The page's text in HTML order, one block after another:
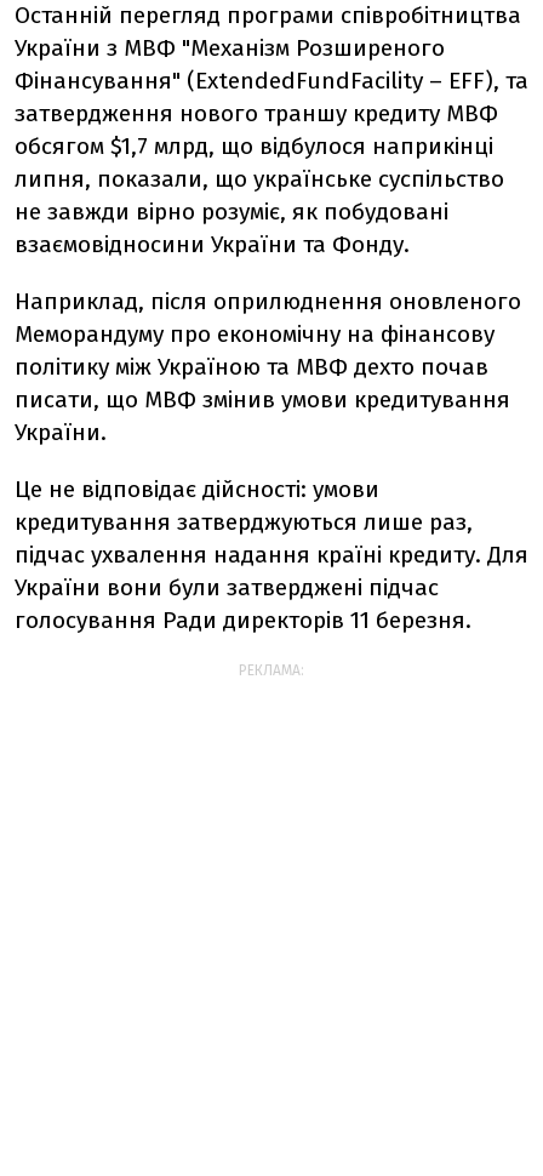
Останній перегляд програми співробітництва
України з МВФ "Механізм Розширеного
Фінансування" (ExtendedFundFacility – EFF), та
затвердження нового траншу кредиту МВФ
обсягом $1,7 млрд, що відбулося наприкінці
липня, показали, що українське суспільство
не завжди вірно розуміє, як побудовані
взаємовідносини України та Фонду.
Наприклад, після оприлюднення оновленого
Меморандуму про економічну на фінансову
політику між Україною та МВФ дехто почав
писати, що МВФ змінив умови кредитування
України.
Це не відповідає дійсності: умови
кредитування затверджуються лише раз,
підчас ухвалення надання країні кредиту. Для
України вони були затверджені підчас
голосування Ради директорів 11 березня.
РЕКЛАМА: